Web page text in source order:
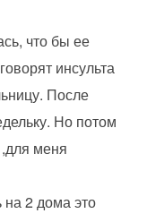
что бы ее
инсульта
После
Но потом
меня
2 дома это